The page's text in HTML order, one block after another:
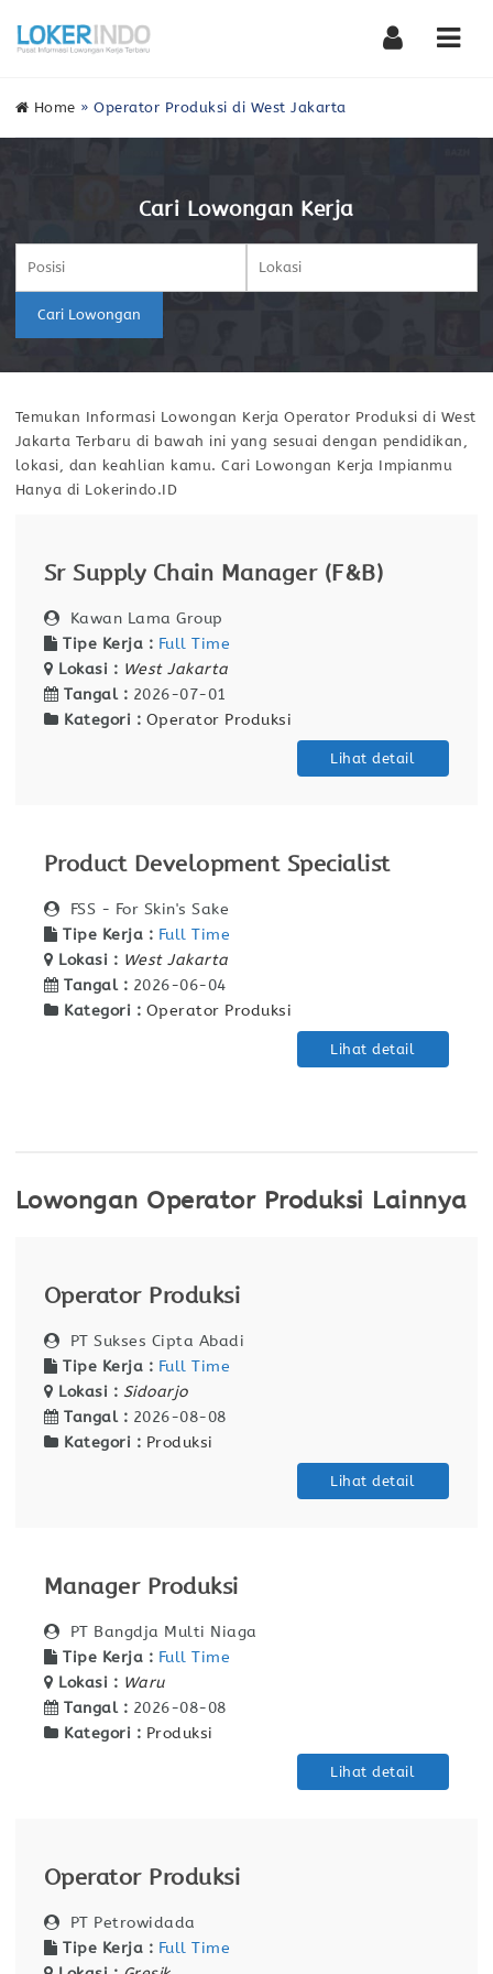
Home »Operator Produksi di West Jakarta
Cari Lowongan Kerja
Cari Lowongan
Temukan Informasi Lowongan Kerja Operator Produksi di West
Jakarta Terbaru di bawah ini yang sesuai dengan pendidikan,
lokasi, dan keahlian kamu. Cari Lowongan Kerja Impianmu
Hanya di Lokerindo.ID
Sr Supply Chain Manager (F&B)
Kawan Lama Group
Tipe Kerja : Full Time
Lokasi : West Jakarta
Tangal : 2026-07-01
Kategori : Operator Produksi
Lihat detail
Product Development Specialist
FSS - For Skin's Sake
Tipe Kerja : Full Time
Lokasi : West Jakarta
Tangal : 2026-06-04
Kategori : Operator Produksi
Lihat detail
Lowongan Operator Produksi Lainnya
Operator Produksi
PT Sukses Cipta Abadi
Tipe Kerja : Full Time
Lokasi : Sidoarjo
Tangal : 2026-08-08
Kategori : Produksi
Lihat detail
Manager Produksi
PT Bangdja Multi Niaga
Tipe Kerja : Full Time
Lokasi : Waru
Tangal : 2026-08-08
Kategori : Produksi
Lihat detail
Operator Produksi
PT Petrowidada
Tipe Kerja : Full Time